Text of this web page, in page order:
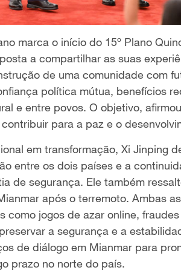
marca o início do 15º Plano
a compartilhar as suas
de uma comunidade com
política mútua, benefícios
e entre povos. O objetivo,
para a paz e o
em transformação, Xi Jinping
entre os dois países e a
de segurança. Ele também
após o terremoto. Ambas
como jogos de azar online,
a segurança e a
de diálogo em Mianmar para
prazo no norte do país.